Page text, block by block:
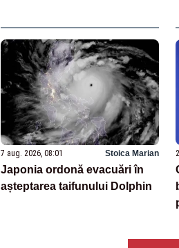
7 aug. 2026, 08:01 Stoica Marian
Japonia ordonă evacuări în
așteptarea taifunului Dolphin